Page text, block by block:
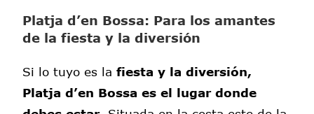
Platja d’en Bossa: Para los amantes
de la fiesta y la diversión
Si lo tuyo es lafiesta y la diversión,
Platja d’en Bossa es el lugar donde